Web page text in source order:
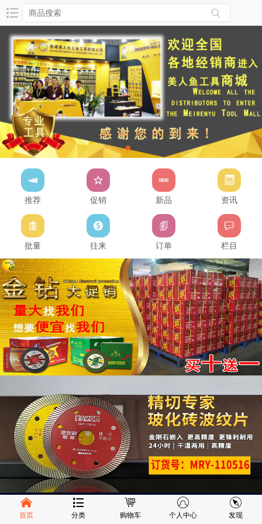
推荐 促销 新品 资讯
批量 往来 订单 栏目
首页 分类 购物车 个人中心 发现